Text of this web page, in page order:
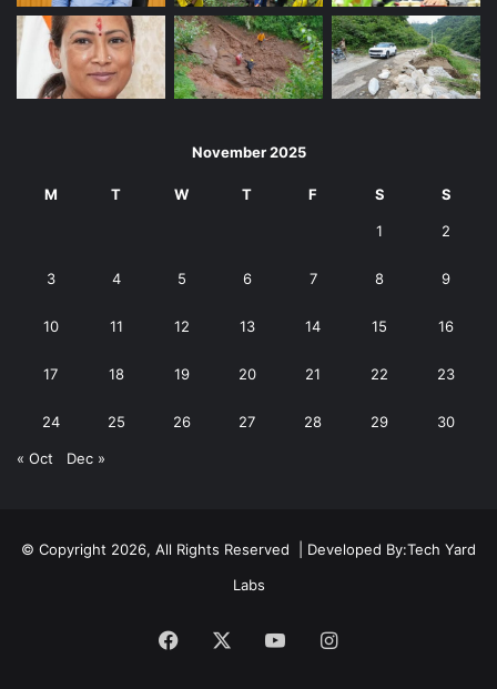
November 2025
M T W T F S S
1 2
3 4 5 6 7 8 9
10 11 12 13 14 15 16
17 18 19 20 21 22 23
24 25 26 27 28 29 30
« Oct Dec »
© Copyright 2026, All Rights Reserved | Developed By:Tech Yard
Labs
Facebook YouTubeInstagram